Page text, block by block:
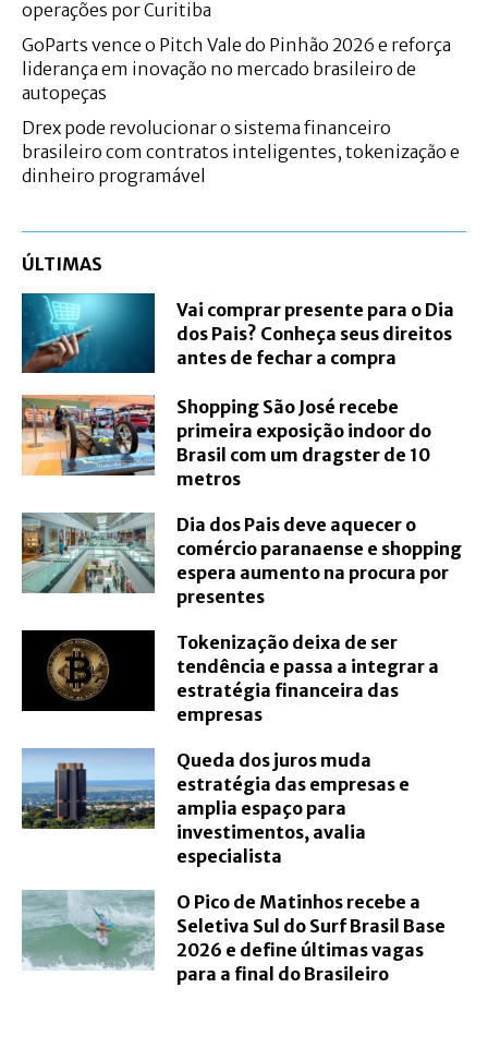
operações por Curitiba
GoParts vence o Pitch Vale do Pinhão 2026 e reforça
liderança em inovação no mercado brasileiro de
autopeças
Drex pode revolucionar o sistema financeiro
brasileiro com contratos inteligentes, tokenização e
dinheiro programável
ÚLTIMAS
Vai comprar presente para o Dia
dos Pais? Conheça seus direitos
antes de fechar a compra
Shopping São José recebe
primeira exposição indoor do
Brasil com um dragster de 10
metros
Dia dos Pais deve aquecer o
comércio paranaense e shopping
espera aumento na procura por
presentes
Tokenização deixa de ser
tendência e passa a integrar a
estratégia financeira das
empresas
Queda dos juros muda
estratégia das empresas e
amplia espaço para
investimentos, avalia
especialista
O Pico de Matinhos recebe a
Seletiva Sul do Surf Brasil Base
2026 e define últimas vagas
para a final do Brasileiro